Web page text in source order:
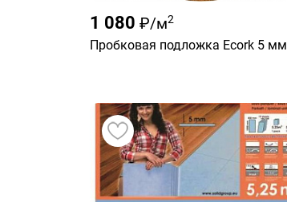
1 080 ₽/м2
Пробковая подложка Ecork 5 мм